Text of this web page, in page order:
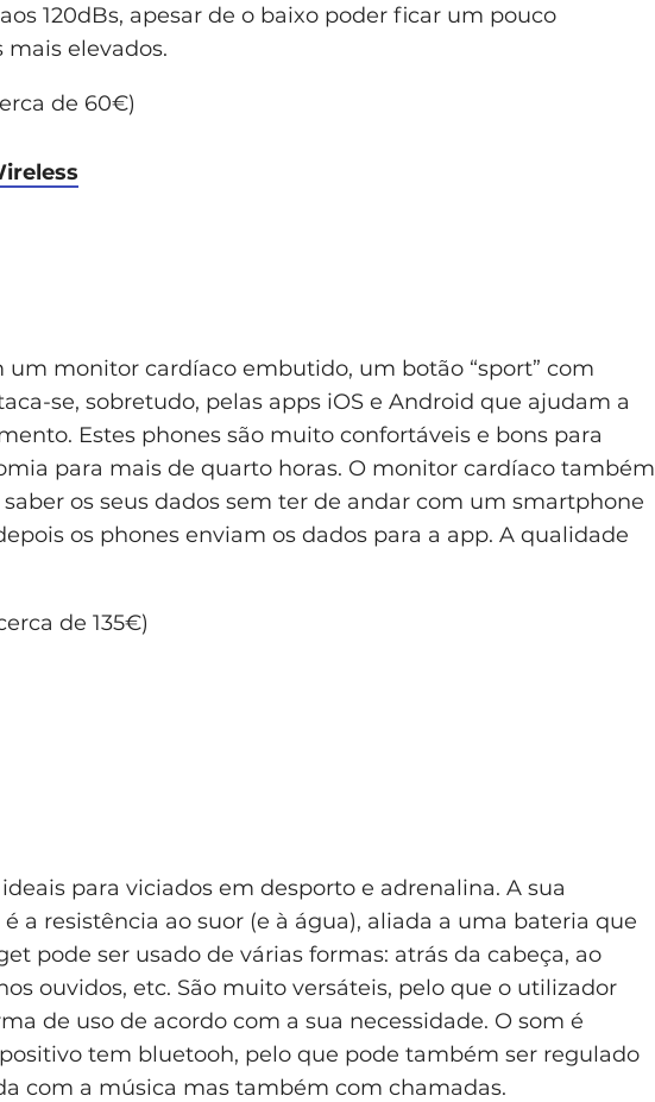
120dBs, apesar de o baixo poder ficar um pouco
elevados.
de 60€)
monitor cardíaco embutido, um botão “sport” com
se, sobretudo, pelas apps iOS e Android que ajudam a
Estes phones são muito confortáveis e bons para
para mais de quarto horas. O monitor cardíaco também
os seus dados sem ter de andar com um smartphone
os phones enviam os dados para a app. A qualidade
de 135€)
para viciados em desporto e adrenalina. A sua
a resistência ao suor (e à água), aliada a uma bateria que
pode ser usado de várias formas: atrás da cabeça, ao
ouvidos, etc. São muito versáteis, pelo que o utilizador
de uso de acordo com a sua necessidade. O som é
tem bluetooh, pelo que pode também ser regulado
com a música mas também com chamadas.